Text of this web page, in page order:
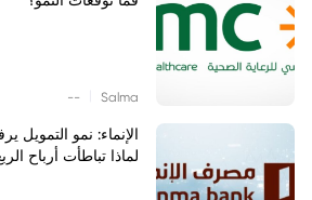
Salma
--
لماذا تباطأت أرباح